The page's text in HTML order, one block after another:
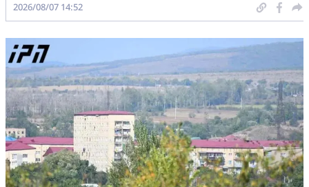
2026/08/07 14:52